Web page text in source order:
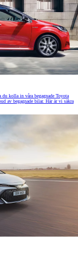
kolla in våra begagnade Toyota
av begagnade bilar. Här är vi säkra